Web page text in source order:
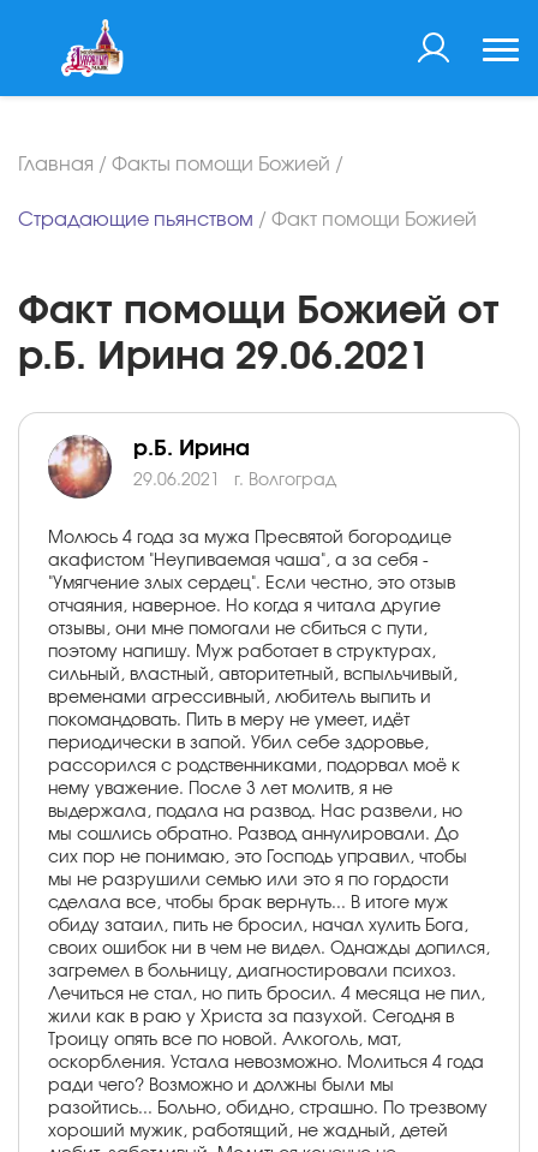
Главная / Факты помощи Божией /
Страдающие пьянством / Факт помощи Божией
Факт помощи Божией от
р.Б. Ирина 29.06.2021
р.Б. Ирина
29.06.2021 г. Волгоград
Молюсь 4 года за мужа Пресвятой богородице
акафистом "Неупиваемая чаша", а за себя -
"Умягчение злых сердец". Если честно, это отзыв
отчаяния, наверное. Но когда я читала другие
отзывы, они мне помогали не сбиться с пути,
поэтому напишу. Муж работает в структурах,
сильный, властный, авторитетный, вспыльчивый,
временами агрессивный, любитель выпить и
покомандовать. Пить в меру не умеет, идёт
периодически в запой. Убил себе здоровье,
рассорился с родственниками, подорвал моё к
нему уважение. После 3 лет молитв, я не
выдержала, подала на развод. Нас развели, но
мы сошлись обратно. Развод аннулировали. До
сих пор не понимаю, это Господь управил, чтобы
мы не разрушили семью или это я по гордости
сделала все, чтобы брак вернуть... В итоге муж
обиду затаил, пить не бросил, начал хулить Бога,
своих ошибок ни в чем не видел. Однажды допился,
загремел в больницу, диагностировали психоз.
Лечиться не стал, но пить бросил. 4 месяца не пил,
жили как в раю у Христа за пазухой. Сегодня в
Троицу опять все по новой. Алкоголь, мат,
оскорбления. Устала невозможно. Молиться 4 года
ради чего? Возможно и должны были мы
разойтись... Больно, обидно, страшно. По трезвому
хороший мужик, работящий, не жадный, детей